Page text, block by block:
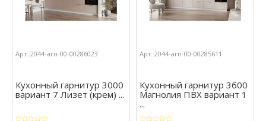
Арт.:2044-arn-00-00286023
Кухонный гарнитур 3000
вариант 7 Лизет (крем) ...
Арт.:2044-arn-00-00285611
Кухонный гарнитур 3600
Магнолия ПВХ вариант 1
...